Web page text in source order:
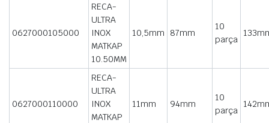
0627000105000
RECA-
ULTRA
INOX
MATKAP
10.50MM
10,5mm 87mm
10
parça
0627000110000
RECA-
ULTRA
INOX
MATKAP
11mm 94mm
10
parça